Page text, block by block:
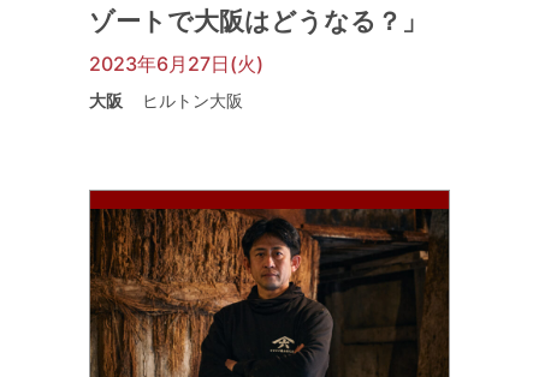
ゾートで大阪はどうなる？」
2023年6月27日(火)
大阪 ヒルトン大阪